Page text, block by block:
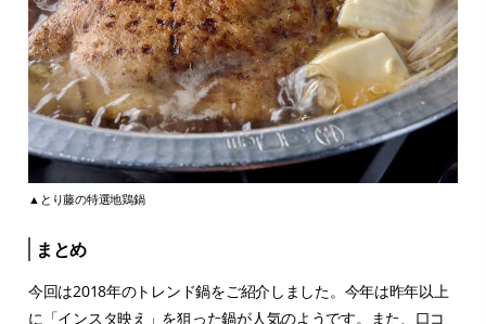
▲とり藤の特選地鶏鍋
まとめ
今回は2018年のトレンド鍋をご紹介しました。今年は昨年以上
に「インスタ映え」を狙った鍋が人気のようです。また、口コ